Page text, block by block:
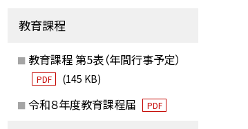
教育課程
教育課程 第5表（年間行事予定）
PDF (145 KB)
令和８年度教育課程届 PDF